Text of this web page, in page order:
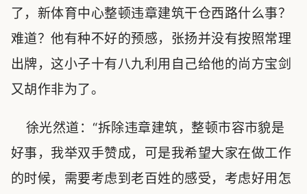
了，新体育中心整顿违章建筑干仓西路什么事？
难道？他有种不好的预感，张扬并没有按照常理
出牌，这小子十有八九利用自己给他的尚方宝剑
又胡作非为了。
徐光然道：“拆除违章建筑，整顿市容市貌是
好事，我举双手赞成，可是我希望大家在做工作
的时候，需要考虑到老百姓的感受，考虑好用怎